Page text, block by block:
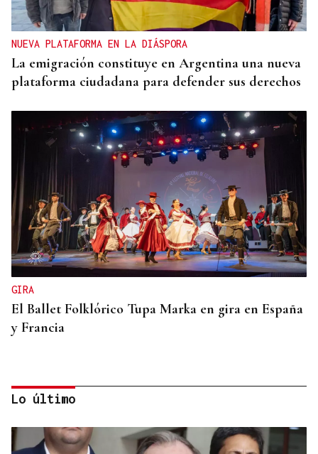
NUEVA PLATAFORMA EN LA DIÁSPORA
La emigración constituye en Argentina una nueva
plataforma ciudadana para defender sus derechos
GIRA
El Ballet Folklórico Tupa Marka en gira en España
y Francia
Lo último